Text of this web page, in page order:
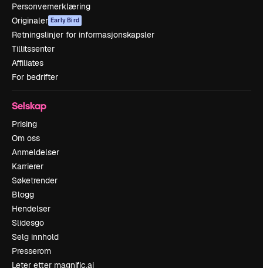
Personvernerklæring
Originaler Early Bird
Retningslinjer for informasjonskapsler
Tillitssenter
Affiliates
For bedrifter
Selskap
Prising
Om oss
Anmeldelser
Karrierer
Søketrender
Blogg
Hendelser
Slidesgo
Selg innhold
Presserom
Leter etter magnific.ai